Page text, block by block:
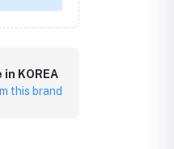
in KOREA
this brand